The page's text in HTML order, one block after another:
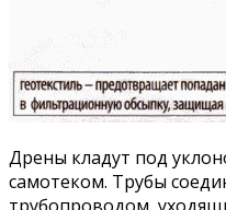
Дрены кладут под
самотеком. Трубы